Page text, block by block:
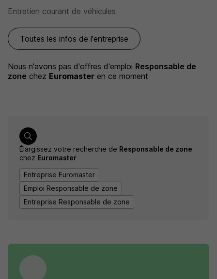
Entretien courant de véhicules
Toutes les infos de l'entreprise
Nous n'avons pas d'offres d'emploi Responsable de
zone chez Euromaster en ce moment
Élargissez votre recherche de Responsable de zone
chez Euromaster
Entreprise Euromaster
Emploi Responsable de zone
Entreprise Responsable de zone